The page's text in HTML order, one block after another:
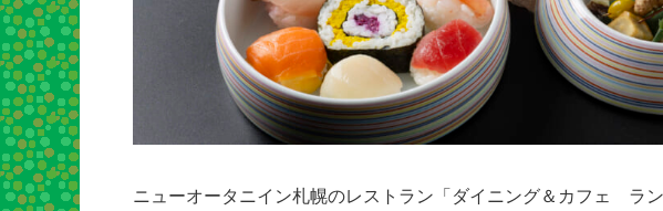
ニューオータニイン札幌のレストラン「ダイニング＆カフェ ラ